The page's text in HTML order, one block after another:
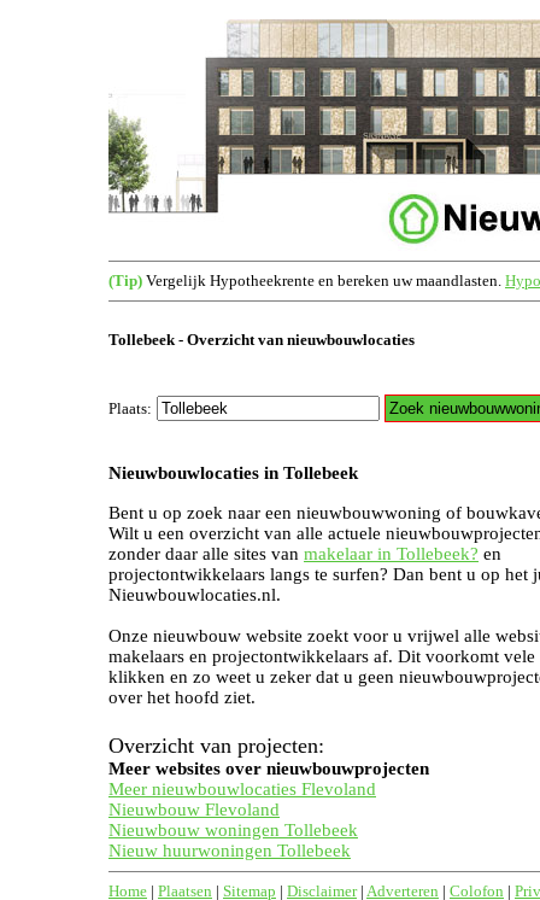
(Tip) Vergelijk Hypotheekrente en bereken uw maandlasten.
Tollebeek - Overzicht van nieuwbouwlocaties
Plaats:
Nieuwbouwlocaties in Tollebeek
Bent u op zoek naar een nieuwbouwwoning of
Wilt u een overzicht van alle actuele
zonder daar alle sites van makelaar in Tollebeek? en
projectontwikkelaars langs te surfen? Dan bent u op het
Nieuwbouwlocaties.nl.
Onze nieuwbouw website zoekt voor u vrijwel alle
makelaars en projectontwikkelaars af. Dit voorkomt vele
klikken en zo weet u zeker dat u geen
over het hoofd ziet.
Overzicht van projecten:
Meer websites over nieuwbouwprojecten
Meer nieuwbouwlocaties Flevoland
Nieuwbouw Flevoland
Nieuwbouw woningen Tollebeek
Nieuw huurwoningen Tollebeek
Home | Plaatsen | Sitemap | Disclaimer| Adverteren | Colofon |